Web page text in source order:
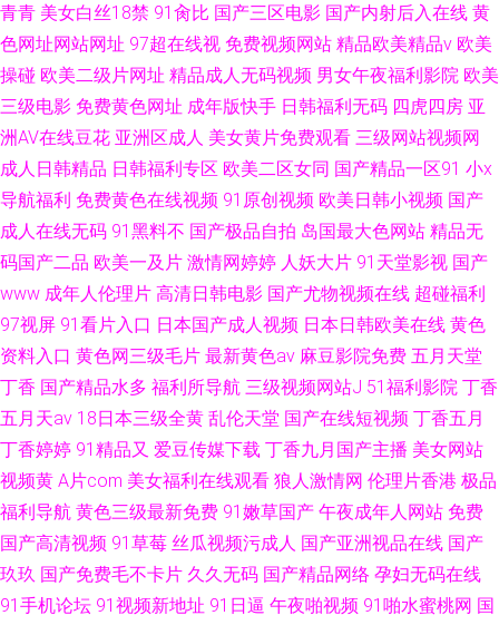
青青 美女白丝18禁 91肏比 国产三区电影 国产内射后入在线 黄
色网址网站网址 97超在线视 免费视频网站 精品欧美精品v 欧美
操碰 欧美二级片网址 精品成人无码视频 男女午夜福利影院 欧美
三级电影 免费黄色网址 成年版快手 日韩福利无码 四虎四房 亚
洲AV在线豆花 亚洲区成人 美女黄片免费观看 三级网站视频网
成人日韩精品 日韩福利专区 欧美二区女同 国产精品一区91 小x
导航福利 免费黄色在线视频 91原创视频 欧美日韩小视频 国产
成人在线无码 91黑料不 国产极品自拍 岛国最大色网站 精品无
码国产二品 欧美一及片 激情网婷婷 人妖大片 91天堂影视 国产
www 成年人伦理片 高清日韩电影 国产尤物视频在线 超碰福利
97视屏 91看片入口 日本国产成人视频 日本日韩欧美在线 黄色
资料入口 黄色网三级毛片 最新黄色av 麻豆影院免费 五月天堂
丁香 国产精品水多 福利所导航 三级视频网站J 51福利影院 丁香
五月天av 18日本三级全黄 乱伦天堂 国产在线短视频 丁香五月
丁香婷婷 91精品又 爱豆传媒下载 丁香九月国产主播 美女网站
视频黄 A片com 美女福利在线观看 狼人激情网 伦理片香港 极品
福利导航 黄色三级最新免费 91嫩草国产 午夜成年人网站 免费
国产高清视频 91草莓 丝瓜视频污成人 国产亚洲视品在线 国产
玖玖 国产免费毛不卡片 久久无码 国产精品网络 孕妇无码在线
91手机论坛 91视频新地址 91日逼 午夜啪视频 91啪水蜜桃网 国